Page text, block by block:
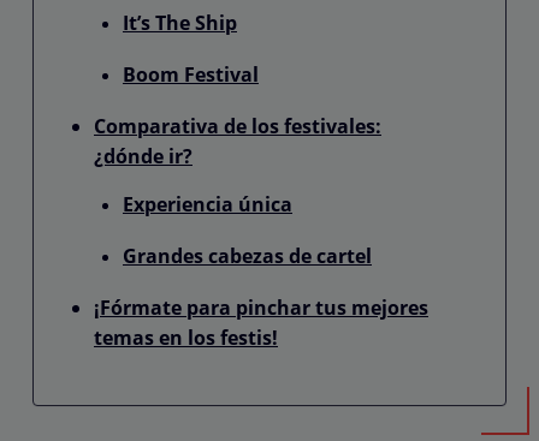
It’s The Ship
Boom Festival
Comparativa de los festivales:
¿dónde ir?
Experiencia única
Grandes cabezas de cartel
¡Fórmate para pinchar tus mejores
temas en los festis!